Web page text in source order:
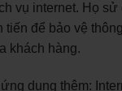
vụ internet. Họ sử
tiến để bảo vệ
khách hàng.
dụng thêm: